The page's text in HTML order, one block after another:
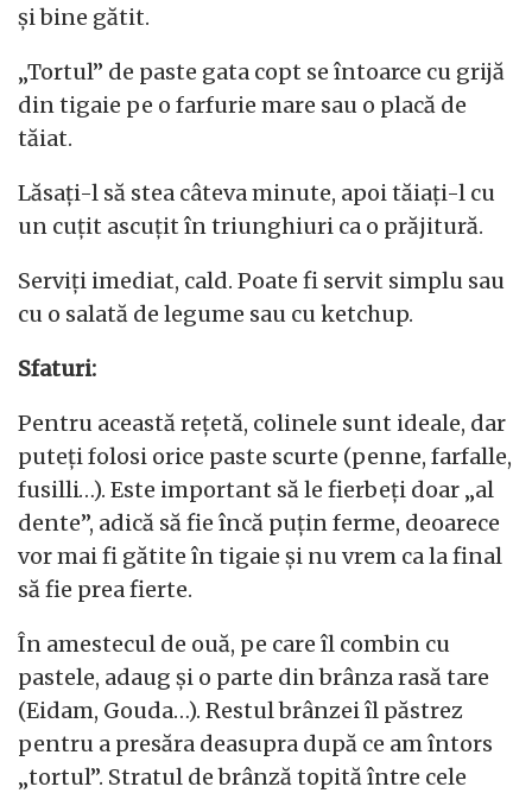
și bine gătit.
„Tortul” de paste gata copt se întoarce cu grijă
din tigaie pe o farfurie mare sau o placă de
tăiat.
Lăsați-l să stea câteva minute, apoi tăiați-l cu
un cuțit ascuțit în triunghiuri ca o prăjitură.
Serviți imediat, cald. Poate fi servit simplu sau
cu o salată de legume sau cu ketchup.
Sfaturi:
Pentru această rețetă, colinele sunt ideale, dar
puteți folosi orice paste scurte (penne, farfalle,
fusilli…). Este important să le fierbeți doar „al
dente”, adică să fie încă puțin ferme, deoarece
vor mai fi gătite în tigaie și nu vrem ca la final
să fie prea fierte.
În amestecul de ouă, pe care îl combin cu
pastele, adaug și o parte din brânza rasă tare
(Eidam, Gouda…). Restul brânzei îl păstrez
pentru a presăra deasupra după ce am întors
„tortul”. Stratul de brânză topită între cele